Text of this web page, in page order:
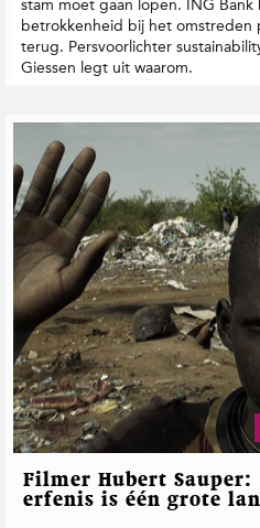
stam moet gaan lopen. ING
betrokkenheid bij het omstreden
terug. Persvoorlichter
Giessen legt uit waarom.
Filmer Hubert Sauper:
erfenis is één grote